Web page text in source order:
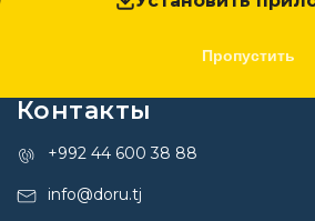
Пропустить
Контакты
+992 44 600 38 88
info@doru.tj